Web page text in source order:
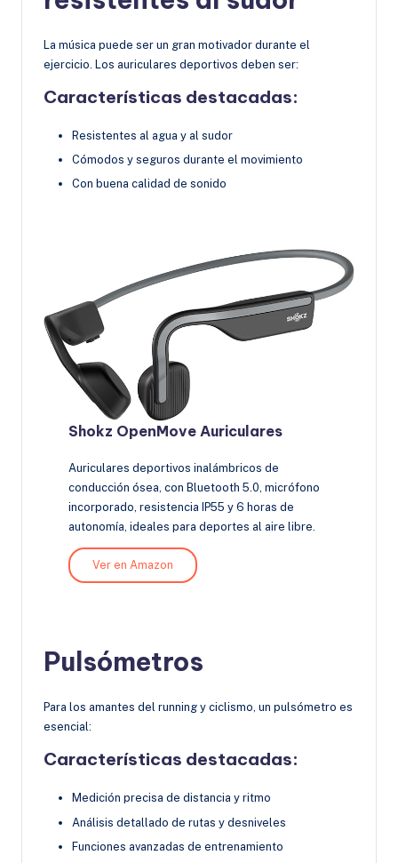
La música puede ser un gran motivador durante el
ejercicio. Los auriculares deportivos deben ser:
Características destacadas:
Resistentes al agua y al sudor
Cómodos y seguros durante el movimiento
Con buena calidad de sonido
Shokz OpenMove Auriculares
Auriculares deportivos inalámbricos de
conducción ósea, con Bluetooth 5.0, micrófono
incorporado, resistencia IP55 y 6 horas de
autonomía, ideales para deportes al aire libre.
Ver en Amazon
Pulsómetros
Para los amantes del running y ciclismo, un pulsómetro es
esencial:
Características destacadas:
Medición precisa de distancia y ritmo
Análisis detallado de rutas y desniveles
Funciones avanzadas de entrenamiento